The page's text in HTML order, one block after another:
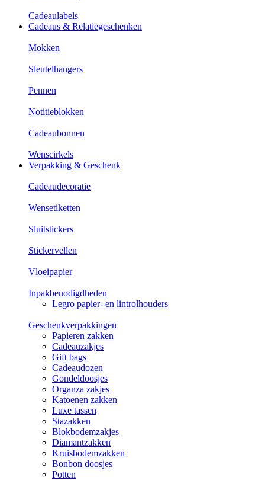
Cadeaulabels
Cadeaus & Relatiegeschenken
Mokken
Sleutelhangers
Pennen
Notitieblokken
Cadeaubonnen
Wenscirkels
Verpakking & Geschenk
Cadeaudecoratie
Wensetiketten
Sluitstickers
Stickervellen
Vloeipapier
Inpakbenodigdheden
Legro papier- en lintrolhouders
Geschenkverpakkingen
Papieren zakken
Cadeauzakjes
Gift bags
Cadeaudozen
Gondeldoosjes
Organza zakjes
Katoenen zakken
Luxe tassen
Stazakken
Blokbodemzakjes
Diamantzakken
Kruisbodemzakken
Bonbon doosjes
Potten